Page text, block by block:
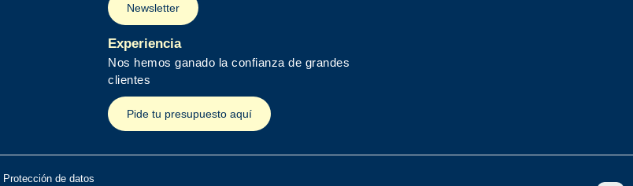
Newsletter
Experiencia
Nos hemos ganado la confianza de grandes
clientes
Pide tu presupuesto aquí
Protección de datos